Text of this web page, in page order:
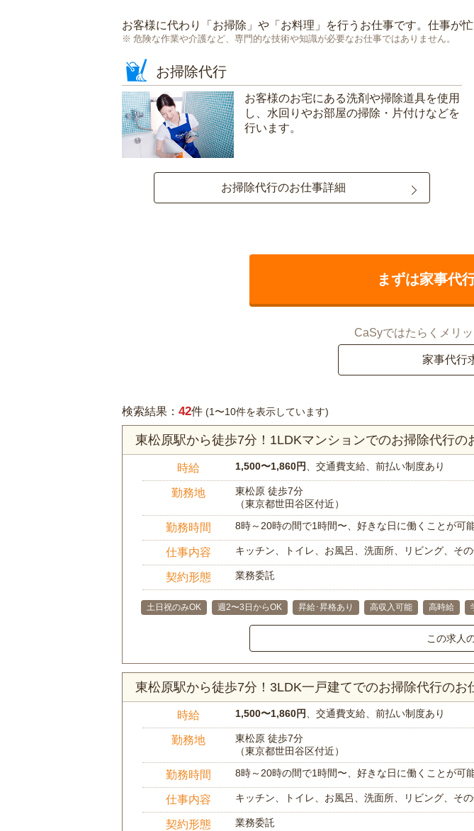
お客様に代わり「 お掃除 」や「 お料理 」を行うお仕事です。仕事が
危険な作業や介護など、専門的な技術や知識が必要なお仕事ではありません。
お掃除代行
お客様のお宅にある洗剤や掃除道具を使用
し、水回りやお部屋の掃除・片付けなどを
行います。
お掃除代行のお仕事詳細
まずは家事代
CaSyではたらくメリ
家事代行
検索結果： 42件 (1〜10件を表示しています)
東松原駅から徒歩7分！1LDKマンションでのお掃除代行の
時給 1,500〜1,860円 、交通費支給、前払い制度あり
勤務地
東松原 徒歩7分
（東京都世田谷区付近）
勤務時間 8時～20時の間で1時間〜、好きな日に働くことが可
仕事内容 キッチン、トイレ、お風呂、洗面所、リビング、そ
契約形態 業務委託
土日祝のみOK 週2〜3日からOK 昇給･昇格あり 高収入可能 高時給
この求人
東松原駅から徒歩7分！3LDK一戸建てでのお掃除代行のお
時給 1,500〜1,860円 、交通費支給、前払い制度あり
勤務地
東松原 徒歩7分
（東京都世田谷区付近）
勤務時間 8時～20時の間で1時間〜、好きな日に働くことが可
仕事内容 キッチン、トイレ、お風呂、洗面所、リビング、そ
契約形態 業務委託